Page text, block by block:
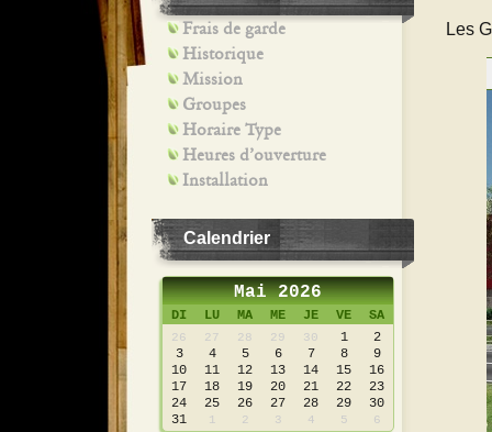
Frais de garde
Historique
Mission
Groupes
Horaire Type
Heures d’ouverture
Installation
Calendrier
Mai 2026
DI LU MA ME JE VE SA
26 27 28 29 30 1
2
3
4 5 6 7 8
9
10
11 12 13 14 15
16
17
18 19 20 21 22
23
24
25 26 27 28 29
30
31
1 2 3 4 5 6
Les